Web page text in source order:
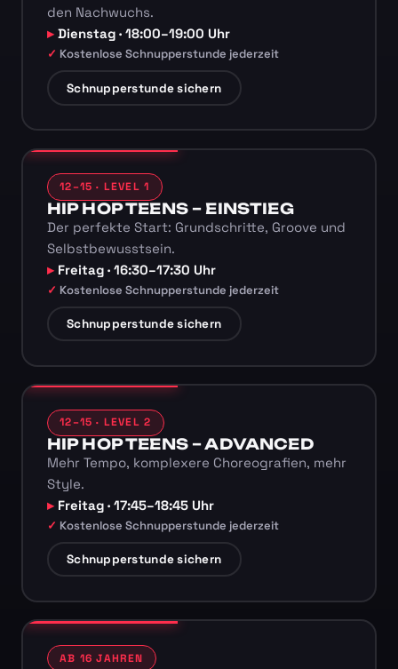
den Nachwuchs.
Dienstag · 18:00–19:00 Uhr
Kostenlose Schnupperstunde jederzeit
Schnupperstunde sichern
12–15 · LEVEL 1
HIP HOP TEENS – EINSTIEG
Der perfekte Start: Grundschritte, Groove und
Selbstbewusstsein.
Freitag · 16:30–17:30 Uhr
Kostenlose Schnupperstunde jederzeit
Schnupperstunde sichern
12–15 · LEVEL 2
HIP HOP TEENS – ADVANCED
Mehr Tempo, komplexere Choreografien, mehr
Style.
Freitag · 17:45–18:45 Uhr
Kostenlose Schnupperstunde jederzeit
Schnupperstunde sichern
AB 16 JAHREN